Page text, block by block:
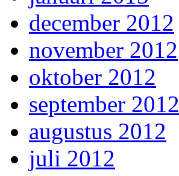
december 2012
november 2012
oktober 2012
september 2012
augustus 2012
juli 2012